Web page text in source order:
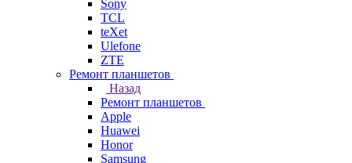
Sony
TCL
teXet
Ulefone
ZTE
Ремонт планшетов
Назад
Ремонт планшетов
Apple
Huawei
Honor
Samsung